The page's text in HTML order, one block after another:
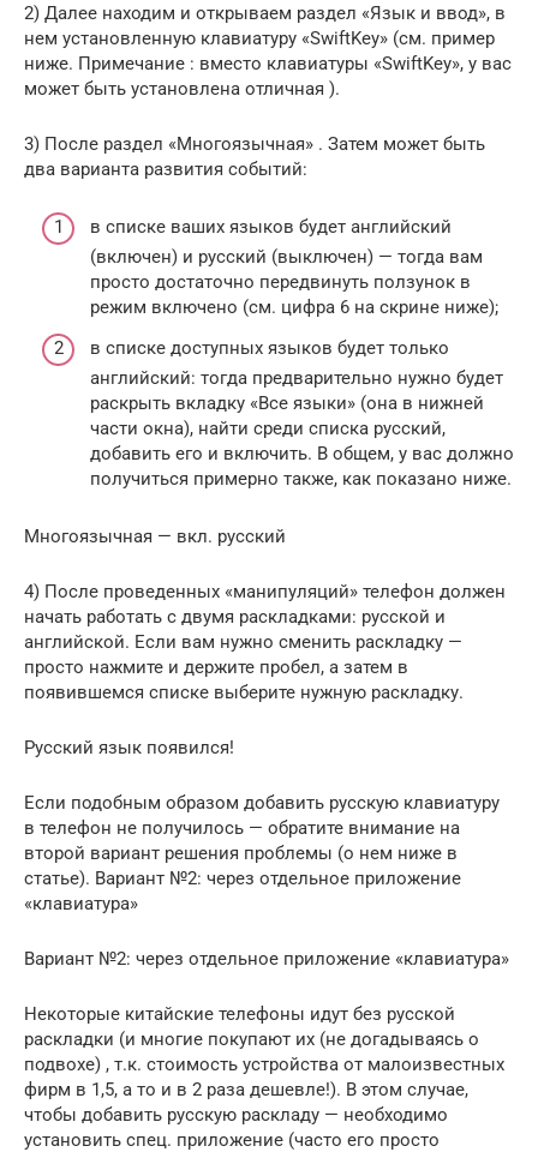
2) Далее находим и открываем раздел «Язык и ввод», в
нем установленную клавиатуру «SwiftKey» (см. пример
ниже. Примечание : вместо клавиатуры «SwiftKey», у вас
может быть установлена отличная ).
3) После раздел «Многоязычная» . Затем может быть
два варианта развития событий:
в списке ваших языков будет английский
(включен) и русский (выключен) — тогда вам
просто достаточно передвинуть ползунок в
режим включено (см. цифра 6 на скрине ниже);
в списке доступных языков будет только
английский: тогда предварительно нужно будет
раскрыть вкладку «Все языки» (она в нижней
части окна), найти среди списка русский,
добавить его и включить. В общем, у вас должно
получиться примерно также, как показано ниже.
Многоязычная — вкл. русский
4) После проведенных «манипуляций» телефон должен
начать работать с двумя раскладками: русской и
английской. Если вам нужно сменить раскладку —
просто нажмите и держите пробел, а затем в
появившемся списке выберите нужную раскладку.
Русский язык появился!
Если подобным образом добавить русскую клавиатуру
в телефон не получилось — обратите внимание на
второй вариант решения проблемы (о нем ниже в
статье). Вариант №2: через отдельное приложение
«клавиатура»
Вариант №2: через отдельное приложение «клавиатура»
Некоторые китайские телефоны идут без русской
раскладки (и многие покупают их (не догадываясь о
подвохе) , т.к. стоимость устройства от малоизвестных
фирм в 1,5, а то и в 2 раза дешевле!). В этом случае,
чтобы добавить русскую раскладу — необходимо
установить спец. приложение (часто его просто